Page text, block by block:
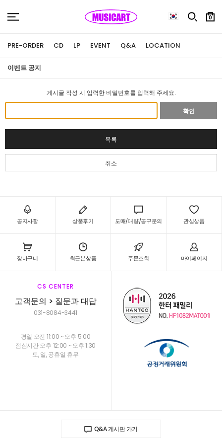
0
PRE-ORDER CD LP EVENT Q&A LOCATION
이벤트 공지
게시글 작성 시 입력한 비밀번호를 입력해 주세요.
확인
목록
취소
공지사항 상품후기 도매/대량/공구문의 관심상품
장바구니 최근본상품 주문조회 마이페이지
CS CENTER
고객문의 > 질문과 대답
031-8084-3441
평일 오전 11:00 ~ 오후 5:00
점심시간 오후 12:00 ~ 오후 1:30
토, 일, 공휴일 휴무
Q&A 게시판 가기